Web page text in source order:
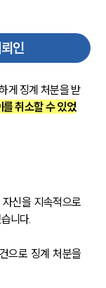
인
게 징계 처분을 받
취소할 수 있었
신을 지속적으로
니다.
으로 징계 처분을